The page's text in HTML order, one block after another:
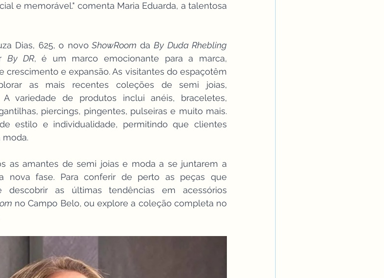
e memorável." comenta Maria Eduarda, a talentosa
Dias, 625, o novo ShowRoom da
By DR, é um marco emocionante para a marca,
crescimento e expansão. As visitantes do espaçotêm
as mais recentes coleções de semi joias,
A variedade de produtos inclui anéis, braceletes,
piercings, pingentes, pulseiras e muito mais.
estilo e individualidade, permitindo que clientes
moda.
as amantes de semi joias e moda a se juntarem a
nova fase. Para conferir de perto as peças que
descobrir as últimas tendências em acessórios
no Campo Belo, ou explore a coleção completa no